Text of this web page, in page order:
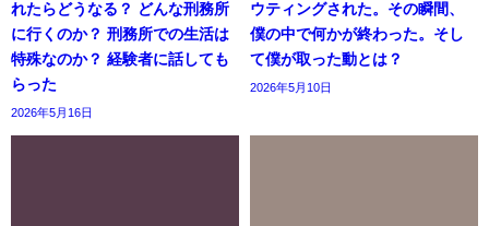
れたらどうなる？ どんな刑務所
に行くのか？ 刑務所での生活は
特殊なのか？ 経験者に話しても
らった
2026年5月16日
ウティングされた。その瞬間、
僕の中で何かが終わった。そし
て僕が取った動とは？
2026年5月10日